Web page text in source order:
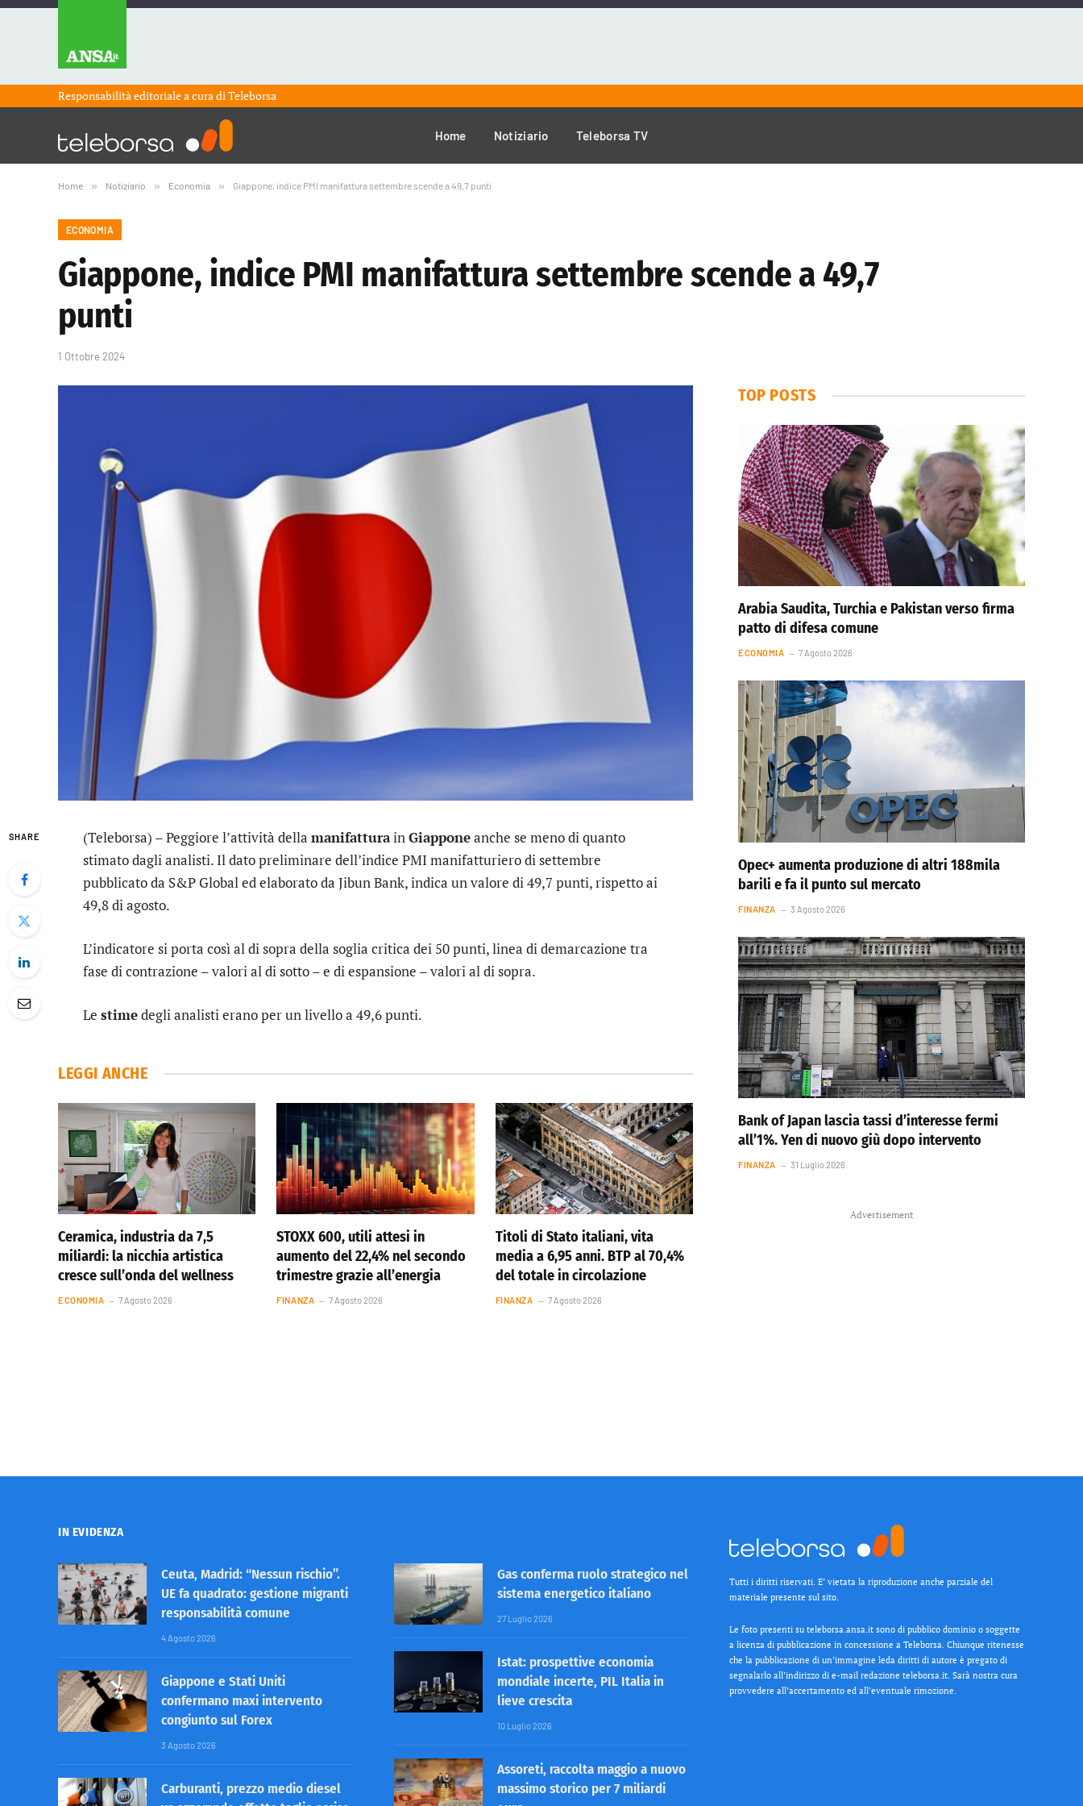
Responsabilità editoriale a cura diTeleborsa
Home Notiziario Teleborsa TV
Home » Notiziario » Economia » Giappone, indice PMI manifattura settembre scende a 49,7 punti
ECONOMIA
Giappone, indice PMI manifattura settembre scende a 49,7
punti
1 Ottobre 2024
SHARE (Teleborsa) – Peggiore l’attività della manifatturainGiapponeanche se meno di quanto
stimato dagli analisti. Il dato preliminare dell’indice PMI manifatturiero di settembre
pubblicato da S&P Global ed elaborato da Jibun Bank, indica un valore di 49,7 punti, rispetto ai
49,8 di agosto.
L’indicatore si porta così al di sopra della soglia critica dei 50 punti, linea di demarcazione tra
fase di contrazione – valori al di sotto – e di espansione – valori al di sopra.
Le stimedegli analisti erano per un livello a 49,6 punti.
LEGGI ANCHE
Ceramica, industria da 7,5
miliardi: la nicchia artistica
cresce sull’onda del wellness
ECONOMIA 7 Agosto 2026
STOXX 600, utili attesi in
aumento del 22,4% nel secondo
trimestre grazie all’energia
FINANZA 7 Agosto 2026
Titoli di Stato italiani, vita
media a 6,95 anni. BTP al 70,4%
del totale in circolazione
FINANZA 7 Agosto 2026
TOP POSTS
Arabia Saudita, Turchia e Pakistan verso firma
patto di difesa comune
ECONOMIA 7 Agosto 2026
Opec+ aumenta produzione di altri 188mila
barili e fa il punto sul mercato
FINANZA 3 Agosto 2026
Bank of Japan lascia tassi d’interesse fermi
all’1%. Yen di nuovo giù dopo intervento
FINANZA 31 Luglio 2026
Advertisement
IN EVIDENZA
Ceuta, Madrid: “Nessun rischio”.
UE fa quadrato: gestione migranti
responsabilità comune
4 Agosto 2026
Giappone e Stati Uniti
confermano maxi intervento
congiunto sul Forex
3 Agosto 2026
Carburanti, prezzo medio diesel
Gas conferma ruolo strategico nel
sistema energetico italiano
27 Luglio 2026
Istat: prospettive economia
mondiale incerte, PIL Italia in
lieve crescita
10 Luglio 2026
Assoreti, raccolta maggio a nuovo
massimo storico per 7 miliardi
Tutti i diritti riservati. E’ vietata la riproduzione anche parziale del
materiale presente sul sito.
Le foto presenti su teleborsa.ansa.it sono di pubblico dominio o soggette
a licenza di pubblicazione in concessione a Teleborsa. Chiunque ritenesse
che la pubblicazione di un’immagine leda diritti di autore è pregato di
segnalarlo all’indirizzo di e-mail redazione teleborsa.it. Sarà nostra cura
provvedere all’accertamento ed all’eventuale rimozione.